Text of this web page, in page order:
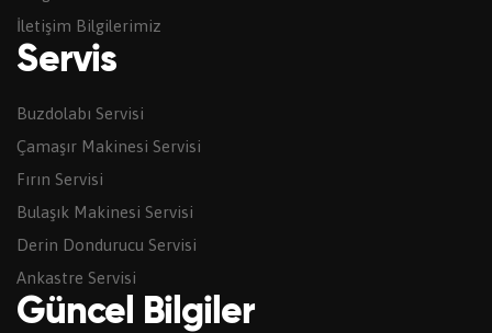
İletişim Bilgilerimiz
Servis
Buzdolabı Servisi
Çamaşır Makinesi Servisi
Fırın Servisi
Bulaşık Makinesi Servisi
Derin Dondurucu Servisi
Ankastre Servisi
Güncel Bilgiler